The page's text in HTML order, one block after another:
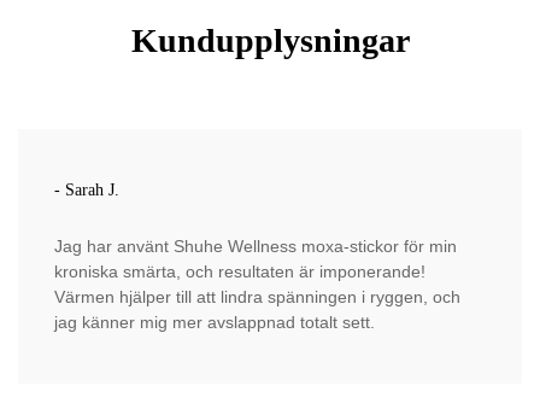
Kundupplysningar
- Sarah J.
Jag har använt Shuhe Wellness moxa-stickor för min
kroniska smärta, och resultaten är imponerande!
Värmen hjälper till att lindra spänningen i ryggen, och
jag känner mig mer avslappnad totalt sett.